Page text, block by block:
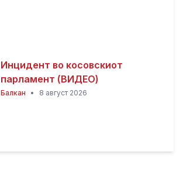
Инцидент во косовскиот
парламент (ВИДЕО)
Балкан • 8 август 2026